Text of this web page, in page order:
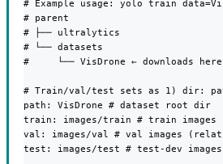
# Example usage: yolo train
# parent
# ├── ultralytics
# └── datasets
#     └── VisDrone ← downloads here
# Train/val/test sets as 1) dir:
path: VisDrone # dataset root dir
train: images/train # train
val: images/val # val images
test: images/test # test-dev